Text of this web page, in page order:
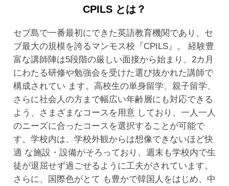
CPILS とは？
セブ島で一番最初にできた英語教育機関であり、セ
ブ最大の規模を誇るマンモス校『CPILS』。 経験豊
富な講師陣は5段階の厳しい面接から始まり、2カ月
にわたる研修や勉強会を受けた選び抜かれた講師で
構成されてい ます。高校生の単身留学、親子留学、
さらに社会人の方まで幅広い年齢層にも対応できる
よう、さまざまなコースを用意 しており、一人一人
のニーズに合ったコースを選択することが可能で
す。学校内は、学校外観からは想像できないほど快
適 な施設・設備がそろっており、週末も学校内で生
徒が退屈せず過ごせるように工夫がされています。
さらに、国際色がとて も豊かで韓国人をはじめ、中